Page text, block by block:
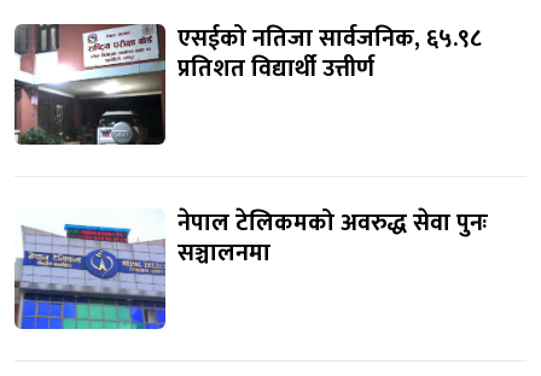
एसईको नतिजा सार्वजनिक, ६५.९८
प्रतिशत विद्यार्थी उत्तीर्ण
नेपाल टेलिकमको अवरुद्ध सेवा पुनः
सञ्चालनमा